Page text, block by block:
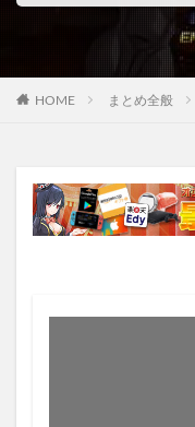
HOME まとめ全般